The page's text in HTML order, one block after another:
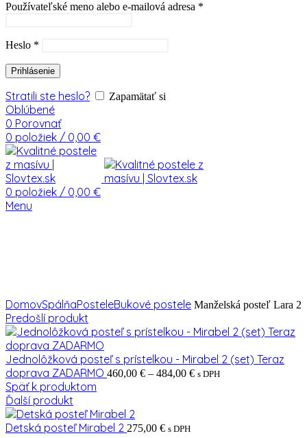
Používateľské meno alebo e-mailová adresa *
Heslo *
Prihlásenie
Stratili ste heslo? Zapamätať si
Oblúbené
0 Porovnať
0 položiek / 0,00 €
0 položiek / 0,00 €
Menu
DomovSpálňaPosteleBukové postele Manželská posteľ Lara 2
Predošlí produkt
Jednolôžková posteľ s prístelkou - Mirabel 2 (set) Teraz
doprava ZADARMO 460,00 € – 484,00 €Price
s DPH
Späť k produktom
Ďalší produkt
Detská posteľ Mirabel 2 275,00 € s DPH